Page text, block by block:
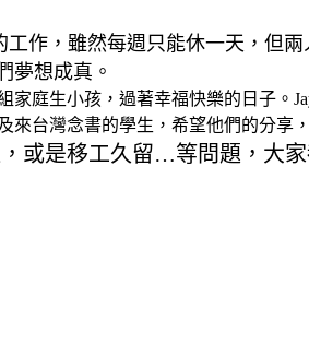
作，雖然每週只能休一天，但
夢想成真。
庭生小孩，過著幸福快樂的日子。
台灣念書的學生，希望他們的分享
或是移工久留…等問題，大